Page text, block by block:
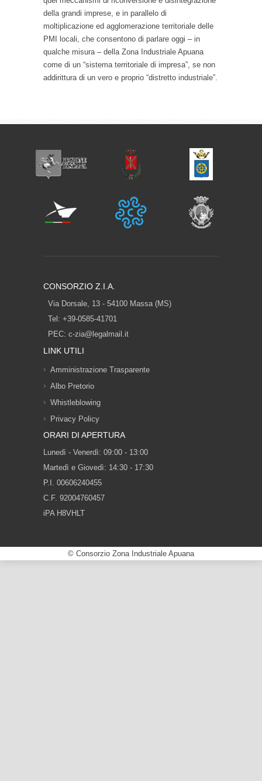
della grandi imprese, e in parallelo di
moltiplicazione ed agglomerazione territoriale delle
PMI locali, che consentono di parlare oggi – in
qualche misura – della Zona Industriale Apuana
come di un “sistema territoriale di impresa”, se non
addirittura di un vero e proprio “distretto industriale”.
CONSORZIO Z.I.A.
Via Dorsale, 13 - 54100 Massa (MS)
Tel: +39-0585-41701
PEC: c-zia@legalmail.it
LINK UTILI
Amministrazione Trasparente
Albo Pretorio
Whistleblowing
Privacy Policy
ORARI DI APERTURA
Lunedì - Venerdì: 09:00 - 13:00
Martedì e Giovedì: 14:30 - 17:30
P.I. 00606240455
C.F. 92004760457
iPA H8VHLT
© Consorzio Zona Industriale Apuana